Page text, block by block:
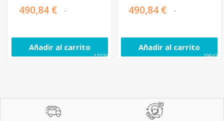
490,84 €
Añadir al carrito
110794
490,84 €
Añadir al carrito
109420